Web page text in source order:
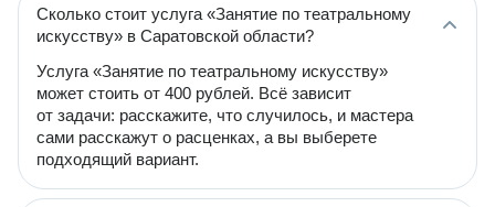
Сколько стоит услуга «Занятие по театральному
искусству» в Саратовской области?
Услуга «Занятие по театральному искусству»
может стоить от 400 рублей. Всё зависит
от задачи: расскажите, что случилось, и мастера
сами расскажут о расценках, а вы выберете
подходящий вариант.